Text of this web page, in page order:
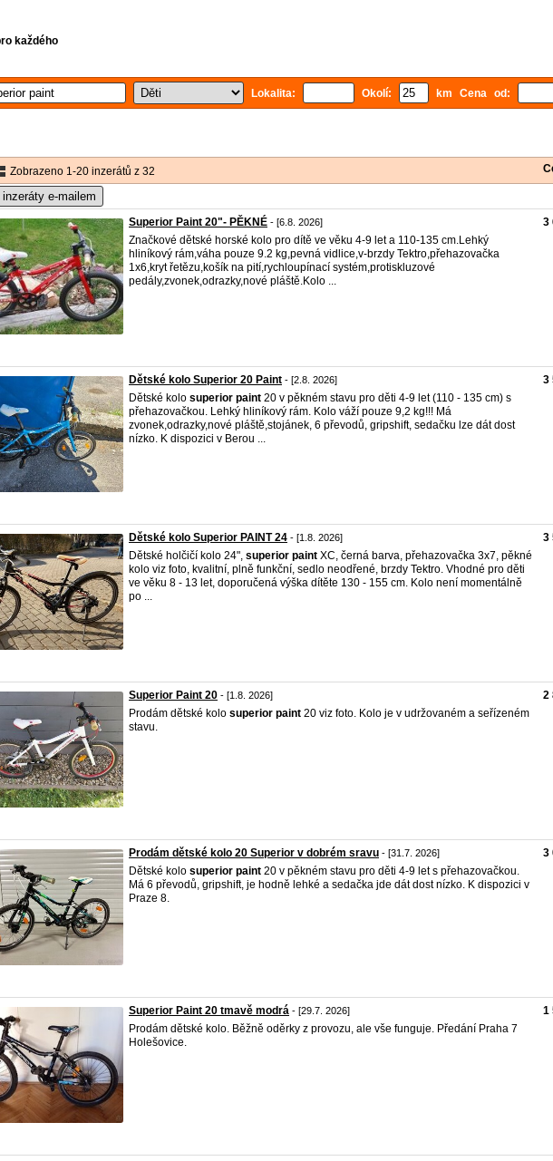
každého
Lokalita: Okolí: km Cena od:
Zobrazeno 1-20 inzerátů z 32
inzeráty e-mailem
Superior Paint 20"- PĚKNÉ - [6.8. 2026]
Značkové dětské horské kolo pro dítě ve věku 4-9 let a 110-135 cm.Lehký
hliníkový rám,váha pouze 9.2 kg,pevná vidlice,v-brzdy Tektro,přehazovačka
1x6,kryt řetězu,košík na pití,rychloupínací systém,protiskluzové
pedály,zvonek,odrazky,nové pláště.Kolo ...
3
Dětské kolo Superior 20 Paint - [2.8. 2026]
Dětské kolo superior paint 20 v pěkném stavu pro děti 4-9 let (110 - 135 cm) s
přehazovačkou. Lehký hliníkový rám. Kolo váží pouze 9,2 kg!!! Má
zvonek,odrazky,nové pláště,stojánek, 6 převodů, gripshift, sedačku lze dát dost
nízko. K dispozici v Berou ...
3
Dětské kolo Superior PAINT 24 - [1.8. 2026]
Dětské holčičí kolo 24", superior paint XC, černá barva, přehazovačka 3x7, pěkné
kolo viz foto, kvalitní, plně funkční, sedlo neodřené, brzdy Tektro. Vhodné pro děti
ve věku 8 - 13 let, doporučená výška dítěte 130 - 155 cm. Kolo není momentálně
po ...
3
Superior Paint 20 - [1.8. 2026]
Prodám dětské kolo superior paint 20 viz foto. Kolo je v udržovaném a seřízeném
stavu.
2
Prodám dětské kolo 20 Superior v dobrém sravu - [31.7. 2026]
Dětské kolo superior paint 20 v pěkném stavu pro děti 4-9 let s přehazovačkou.
Má 6 převodů, gripshift, je hodně lehké a sedačka jde dát dost nízko. K dispozici v
Praze 8.
3
Superior Paint 20 tmavě modrá - [29.7. 2026]
Prodám dětské kolo. Běžně oděrky z provozu, ale vše funguje. Předání Praha 7
Holešovice.
1